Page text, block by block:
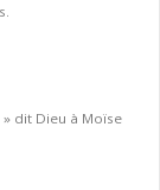
dit Dieu à Moïse